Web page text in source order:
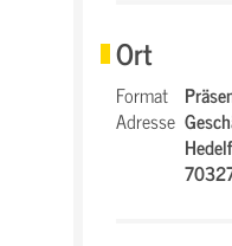
Ort
Format
Adresse